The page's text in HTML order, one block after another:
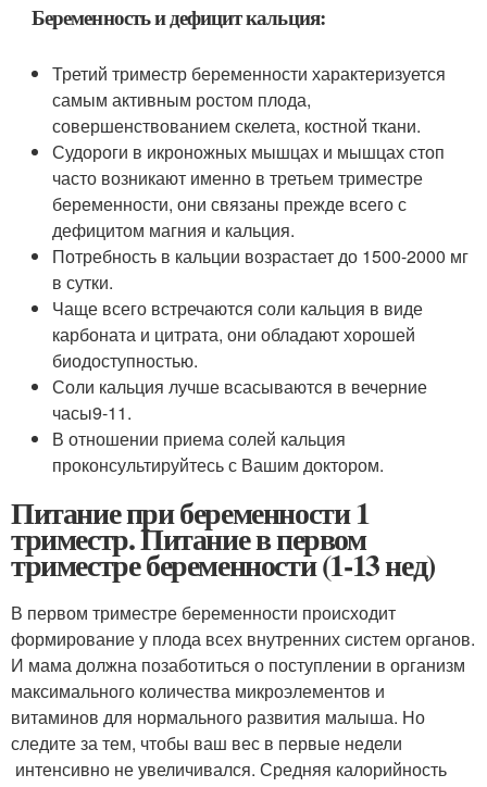
Беременность и дефицит кальция:
Третий триместр беременности характеризуется
самым активным ростом плода,
совершенствованием скелета, костной ткани.
Судороги в икроножных мышцах и мышцах стоп
часто возникают именно в третьем триместре
беременности, они связаны прежде всего с
дефицитом магния и кальция.
Потребность в кальции возрастает до 1500-2000 мг
в сутки.
Чаще всего встречаются соли кальция в виде
карбоната и цитрата, они обладают хорошей
биодоступностью.
Соли кальция лучше всасываются в вечерние
часы9-11.
В отношении приема солей кальция
проконсультируйтесь с Вашим доктором.
Питание при беременности 1
триместр. Питание в первом
триместре беременности (1-13 нед)
В первом триместре беременности происходит
формирование у плода всех внутренних систем органов.
И мама должна позаботиться о поступлении в организм
максимального количества микроэлементов и
витаминов для нормального развития малыша. Но
следите за тем, чтобы ваш вес в первые недели
интенсивно не увеличивался. Средняя калорийность